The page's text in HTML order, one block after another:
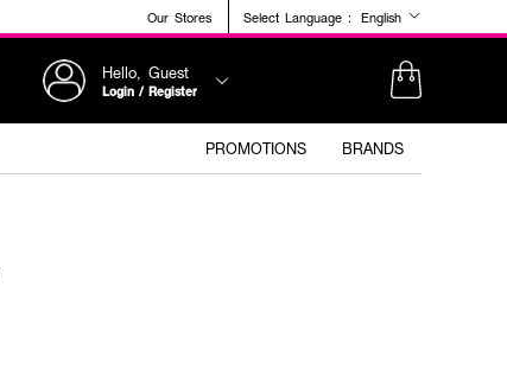
Our Stores Select Language : English
Hello, Guest
Login / Register
PROMOTIONS BRANDS